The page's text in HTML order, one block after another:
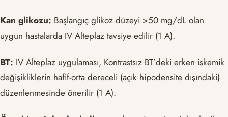
Kan glikozu: Başlangıç glikoz düzeyi >50 mg/dL olan
uygun hastalarda IV Alteplaz tavsiye edilir (1 A).
BT: IV Alteplaz uygulaması, Kontrastsız BT’deki erken iskemik
değişikliklerin hafif-orta dereceli (açık hipodensite dışındaki)
düzenlenmesinde önerilir (1 A).